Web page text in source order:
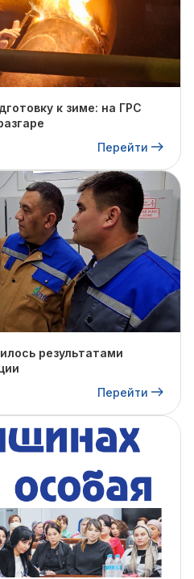
к зиме: на ГРС
Перейти
результатами
Перейти